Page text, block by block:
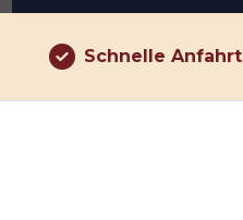
Schnelle Anfahrt